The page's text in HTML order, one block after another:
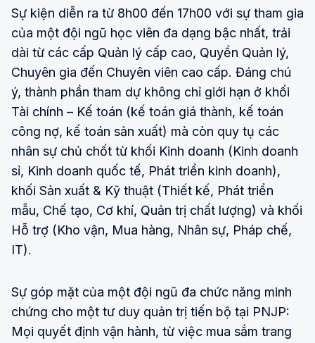
Sự kiện diễn ra từ 8h00 đến 17h00 với sự tham gia
của một đội ngũ học viên đa dạng bậc nhất, trải
dài từ các cấp Quản lý cấp cao, Quyền Quản lý,
Chuyên gia đến Chuyên viên cao cấp. Đáng chú
ý, thành phần tham dự không chỉ giới hạn ở khối
Tài chính – Kế toán (kế toán giá thành, kế toán
công nợ, kế toán sản xuất) mà còn quy tụ các
nhân sự chủ chốt từ khối Kinh doanh (Kinh doanh
sỉ, Kinh doanh quốc tế, Phát triển kinh doanh),
khối Sản xuất & Kỹ thuật (Thiết kế, Phát triển
mẫu, Chế tạo, Cơ khí, Quản trị chất lượng) và khối
Hỗ trợ (Kho vận, Mua hàng, Nhân sự, Pháp chế,
IT).
Sự góp mặt của một đội ngũ đa chức năng minh
chứng cho một tư duy quản trị tiến bộ tại PNJP:
Mọi quyết định vận hành, từ việc mua sắm trang